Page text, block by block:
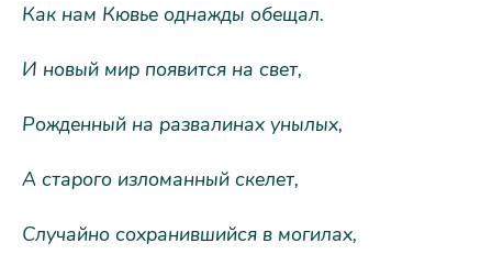
Как нам Кювье однажды обещал.
И новый мир появится на свет,
Рожденный на развалинах унылых,
А старого изломанный скелет,
Случайно сохранившийся в могилах,